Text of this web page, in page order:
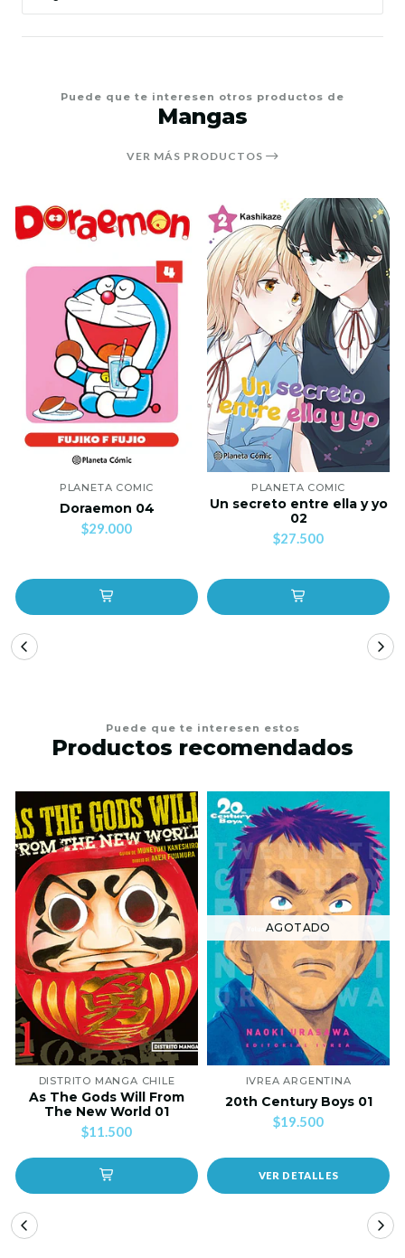
Puede que te interesen otros productos de
Mangas
VER MÁS PRODUCTOS
PLANETA COMIC
Doraemon 04
$29.000
PLANETA COMIC
Un secreto entre ella y yo
02
$27.500
Puede que te interesen estos
Productos recomendados
DISTRITO MANGA CHILE
As The Gods Will From
The New World 01
$11.500
AGOTADO
IVREA ARGENTINA
20th Century Boys 01
$19.500
VER DETALLES